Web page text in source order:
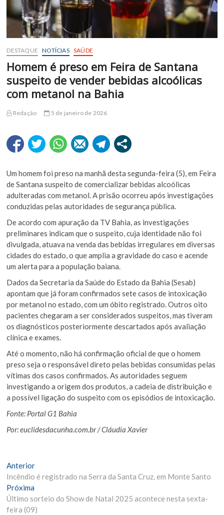
DESTAQUE NOTÍCIAS SAÚDE
Homem é preso em Feira de Santana
suspeito de vender bebidas alcoólicas
com metanol na Bahia
Redação 5 de janeiro de 2026
Um homem foi preso na manhã desta segunda-feira (5), em Feira
de Santana suspeito de comercializar bebidas alcoólicas
adulteradas com metanol. A prisão ocorreu após investigações
conduzidas pelas autoridades de segurança pública.
De acordo com apuração da TV Bahia, as investigações
preliminares indicam que o suspeito, cuja identidade não foi
divulgada, atuava na venda das bebidas irregulares em diversas
cidades do estado, o que amplia a gravidade do caso e acende
um alerta para a população baiana.
Dados da Secretaria da Saúde do Estado da Bahia (Sesab)
apontam que já foram confirmados sete casos de intoxicação
por metanol no estado, com um óbito registrado. Outros oito
pacientes chegaram a ser considerados suspeitos, mas tiveram
os diagnósticos posteriormente descartados após avaliação
clínica e exames.
Até o momento, não há confirmação oficial de que o homem
preso seja o responsável direto pelas bebidas consumidas pelas
vítimas dos casos confirmados. As autoridades seguem
investigando a origem dos produtos, a cadeia de distribuição e
a possível ligação do suspeito com os episódios de intoxicação.
Fonte: Portal G1 Bahia
Por: euclidesdacunha.com.br / Cláudia Xavier
Navegação
de
Post
AnteriorMatéria
Anterior:
Incêndio é registrado na Serra da Santa Cruz, em Monte Santo
Próxima
Materia:
Último sorteio do Show de Natal 2025 acontece nesta sexta-
feira (09)